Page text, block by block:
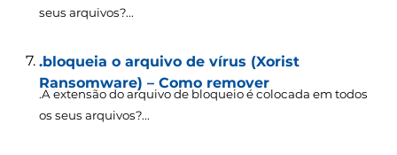
seus arquivos?...
.bloqueia o arquivo de vírus (Xorist
Ransomware) – Como remover
.A extensão do arquivo de bloqueio é colocada em todos
os seus arquivos?...